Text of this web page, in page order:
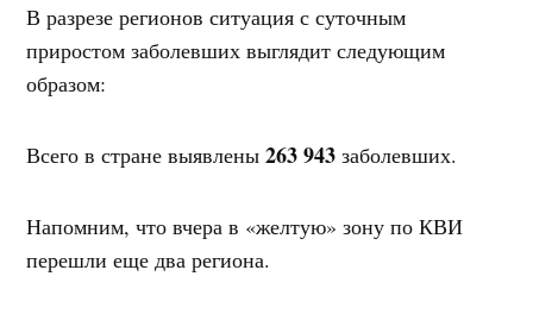
В разрезе регионов ситуация с суточным
приростом заболевших выглядит следующим
образом:
Всего в стране выявлены 263 943 заболевших.
Напомним, что вчера в «желтую» зону по КВИ
перешли еще два региона.